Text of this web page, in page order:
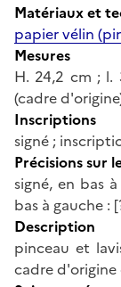
Matériaux et
papier vélin
Mesures
H. 24,2 cm ; l.
(cadre
Inscriptions
signé ;
Précisions sur
signé, en bas
bas à gauche :
Description
pinceau et
cadre d'origine